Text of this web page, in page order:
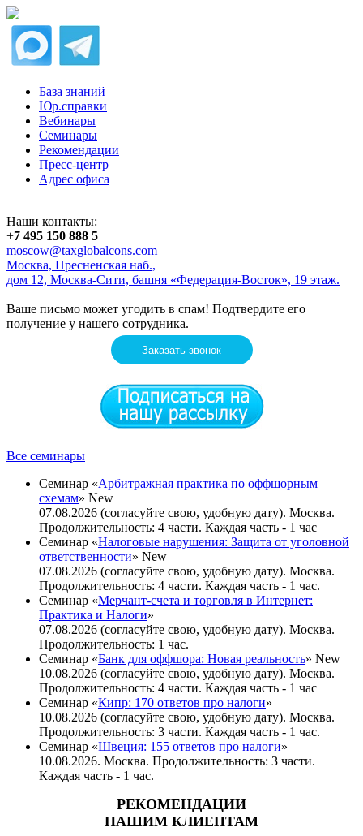
База знаний
Юр.справки
Вебинары
Семинары
Рекомендации
Пресс-центр
Адрес офиса
Наши контакты:
+7 495 150 888 5
moscow@taxglobalcons.com
Москва, Пресненская наб.,
дом 12, Москва-Сити, башня «Федерация-Восток», 19 этаж.
Ваше письмо может угодить в спам! Подтвердите его
получение у нашего сотрудника.
Заказать звонок
Все семинары
Семинар «Арбитражная практика по оффшорным
схемам» New
07.08.2026 (согласуйте свою, удобную дату). Москва.
Продолжительность: 4 части. Каждая часть - 1 час
Семинар «Налоговые нарушения: Защита от уголовной
ответственности» New
07.08.2026 (согласуйте свою, удобную дату). Москва.
Продолжительность: 4 части. Каждая часть - 1 час.
Семинар «Мерчант-счета и торговля в Интернет:
Практика и Налоги»
07.08.2026 (согласуйте свою, удобную дату). Москва.
Продолжительность: 1 час.
Семинар «Банк для оффшора: Новая реальность» New
10.08.2026 (согласуйте свою, удобную дату). Москва.
Продолжительность: 4 части. Каждая часть - 1 час
Семинар «Кипр: 170 ответов про налоги»
10.08.2026 (согласуйте свою, удобную дату). Москва.
Продолжительность: 3 части. Каждая часть - 1 час.
Семинар «Швеция: 155 ответов про налоги»
10.08.2026. Москва. Продолжительность: 3 части.
Каждая часть - 1 час.
РЕКОМЕНДАЦИИ
НАШИМ КЛИЕНТАМ